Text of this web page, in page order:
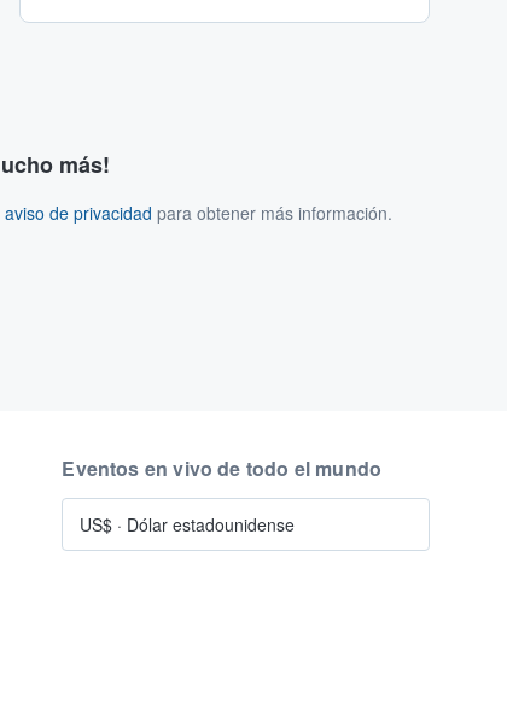
más!
aviso de privacidad para obtener más información.
Eventos en vivo de todo el mundo
US$ · Dólar estadounidense